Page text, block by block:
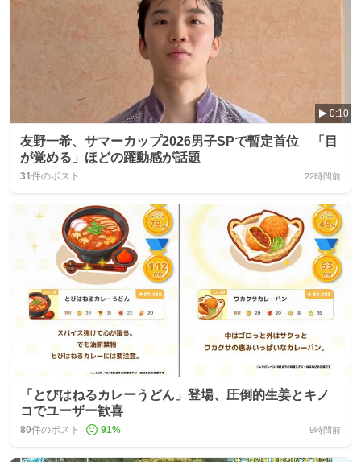
0:10
友野一希、サマーカップ2026男子SPで暫定首位 「目
が覚める」ほどの躍動感が話題
31件のポスト 22時間前
「とびはねるカレーうどん」登場、圧倒的生姜とキノ
コでユーザー歓喜
80件のポスト 91% 9時間前